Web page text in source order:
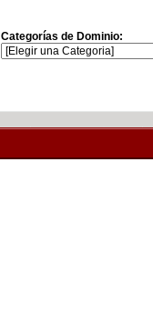
Categorías de Dominio: